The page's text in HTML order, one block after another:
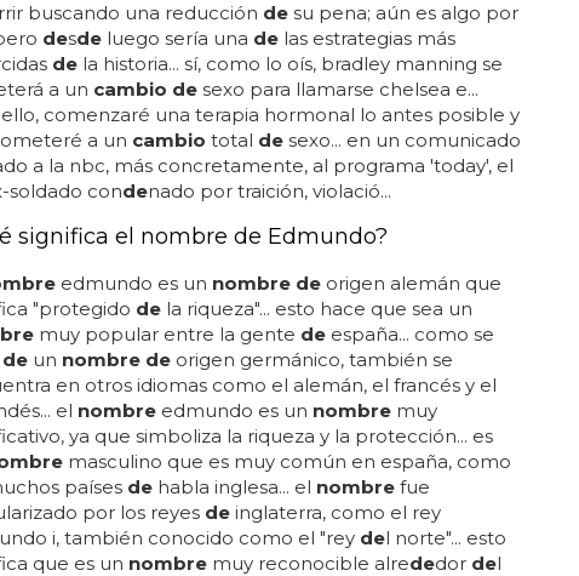
buscando una reducción desu pena; aún es algo por
desdeluego sería una delas estrategias más
dela historia... sí, como lo oís, bradley manning se
a un cambio desexo para llamarse chelsea e...
comenzaré una terapia hormonal lo antes posible y
a un cambio total desexo... en un comunicado
a la nbc, más concretamente, al programa 'today', el
soldado condenado por traición, violació...
significa el nombre de Edmundo?
edmundo es un nombre deorigen alemán que
"protegido dela riqueza"... esto hace que sea un
muy popular entre la gente deespaña... como se
deun nombre deorigen germánico, también se
en otros idiomas como el alemán, el francés y el
el nombreedmundo es un nombremuy
ya que simboliza la riqueza y la protección... es
masculino que es muy común en españa, como
países dehabla inglesa... el nombrefue
por los reyes deinglaterra, como el rey
i, también conocido como el "rey del norte"... esto
que es un nombremuy reconocible alrededor del